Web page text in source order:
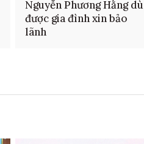
Nguyễn Phương Hằng dù
được gia đình xin bảo
lãnh